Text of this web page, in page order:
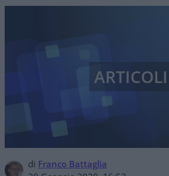
di Franco Battaglia
ARTICOLI